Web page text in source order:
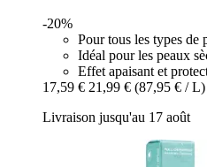
-20%
Pour tous les types de
Idéal pour les peaux
Effet apaisant et
17,59 € 21,99 € (87,95 € / L)
Livraison jusqu'au 17 août